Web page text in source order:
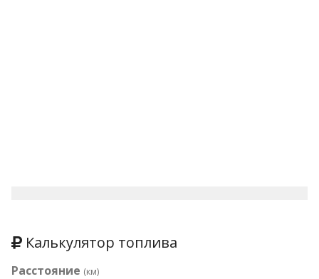
Калькулятор топлива
Расстояние (км)